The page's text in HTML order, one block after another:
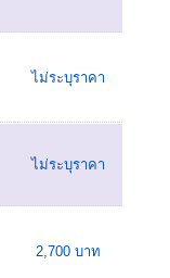
ไม่ระบุราคา
ไม่ระบุราคา
2,700 บาท